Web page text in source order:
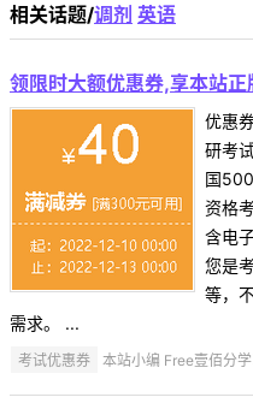
相关话题/调剂 英语
领限时大额优惠券,享本站
优惠
研考
国
资格
含电
您是
等，
需求。 ...
考试优惠券 本站小编 Free壹佰分